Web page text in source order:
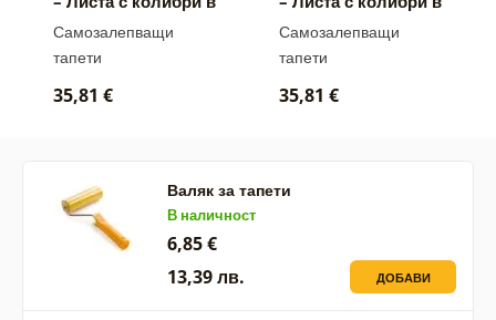
сиво-зелено
Самозалепващи
тапети
35,81 €
черно-бяло
Самозалепващи
тапети
35,81 €
Валяк за тапети
В наличност
6,85 €
13,39 лв.
ДОБАВИ